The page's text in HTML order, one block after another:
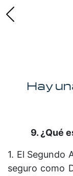
Hay
9. ¿Qué
1. El Segundo
seguro como